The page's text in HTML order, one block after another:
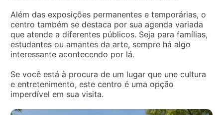
Além das exposições permanentes e temporárias, o
centro também se destaca por sua agenda variada
que atende a diferentes públicos. Seja para famílias,
estudantes ou amantes da arte, sempre há algo
interessante acontecendo por lá.
Se você está à procura de um lugar que une cultura
e entretenimento, este centro é uma opção
imperdível em sua visita.